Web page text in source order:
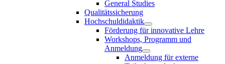
General Studies
Qualitätssicherung
Hochschuldidaktik
Förderung für innovative Lehre
Workshops, Programm und
Anmeldung
Anmeldung für externe